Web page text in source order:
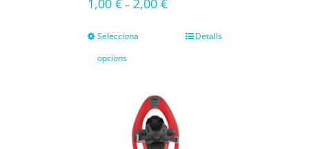
1,00 €– 2,00 €
Selecciona
opcions
Detalls